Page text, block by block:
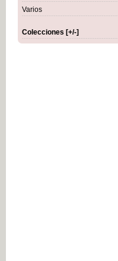
Varios
Colecciones [+/-]